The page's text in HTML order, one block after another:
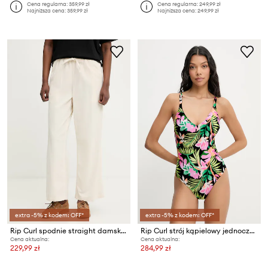
Cena regularna:359,99 zł
Najniższa cena:359,99 zł
Cena regularna:249,99 zł
Najniższa cena:249,99 zł
extra -5% z kodem: OFF*
Rip Curl spodnie straight damskie sztruksowe KEEPSAKES WASHED
Cena aktualna:
229,99 zł
extra -5% z kodem: OFF*
Rip Curl strój kąpielowy jednoczęściowy damski MOLOKAI
Cena aktualna:
284,99 zł